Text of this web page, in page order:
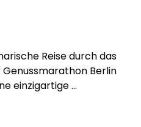
Reise durch das
Genussmarathon Berlin
einzigartige …